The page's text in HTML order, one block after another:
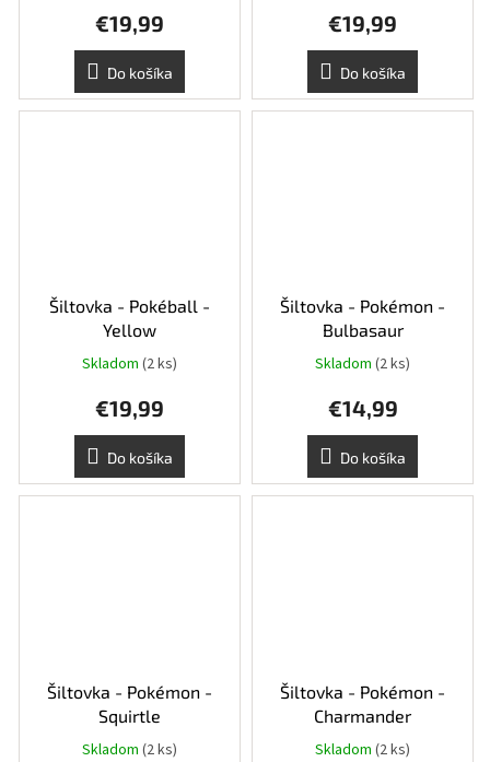
€19,99
Do košíka
€19,99
Do košíka
Šiltovka - Pokéball -
Yellow
Skladom (2 ks)
€19,99
Do košíka
Šiltovka - Pokémon -
Bulbasaur
Skladom (2 ks)
€14,99
Do košíka
Šiltovka - Pokémon -
Squirtle
Skladom (2 ks)
Šiltovka - Pokémon -
Charmander
Skladom (2 ks)